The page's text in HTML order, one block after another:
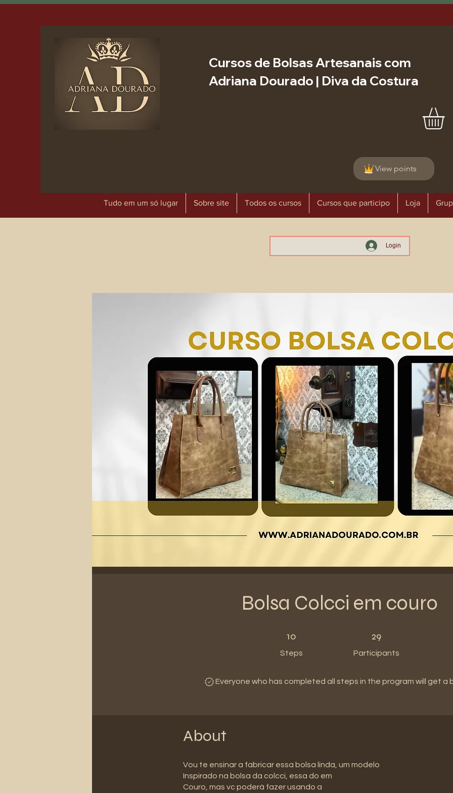
Cursos de Bolsas Artesanais com
Adriana Dourado | Diva da Costura
View points
Tudo em um só lugar Sobre site Todos os cursos Cursos que participo Loja
Login
Bolsa Colcci em couro
10
Steps
29
Participants
Everyone who has completed all steps in the program will get a
About
Vou te ensinar a fabricar essa bolsa linda, um modelo
Inspirado na bolsa da colcci, essa do em
Couro, mas vc poderá fazer usando a